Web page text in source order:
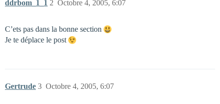
ddrbom_1_1 Octobre 4, 2005, 6:07
2
C’ets pas dans la bonne section
Je te déplace le post
Gertrude Octobre 4, 2005, 6:07
3